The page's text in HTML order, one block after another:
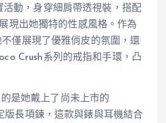
活動，身穿細肩帶透視裝，搭配
現出她獨特的性感風格。作為
僅展現了優雅俏皮的氛圍，還
Crush系列的戒指和手環，凸
是她戴上了尚未上市的
版長項鍊，這款與錶與耳機結合